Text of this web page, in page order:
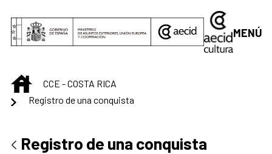
MENÚ
INICIO
CCE - COSTA RICA
Registro de una conquista
Registro de una conquista